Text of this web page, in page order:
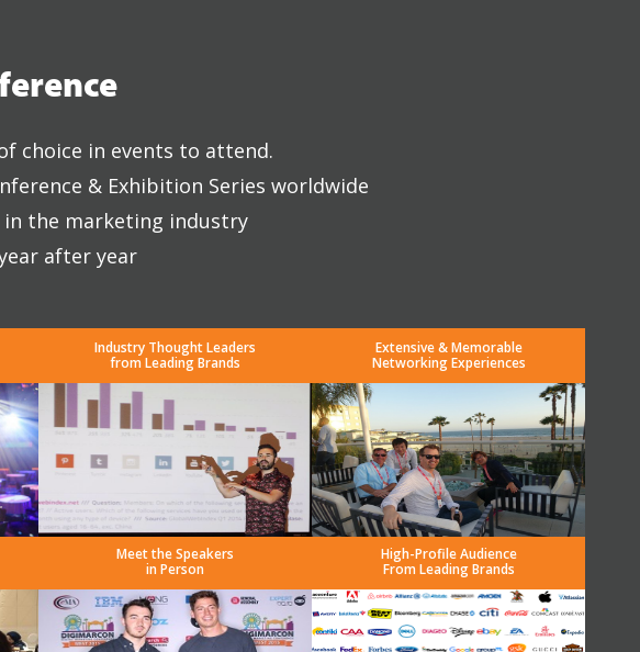
choice in events to attend.
& Exhibition Series worldwide
in the marketing industry
after year
Industry Thought Leaders
from Leading Brands
Extensive & Memorable
Networking Experiences
Meet the Speakers
in Person
High-Profile Audience
From Leading Brands